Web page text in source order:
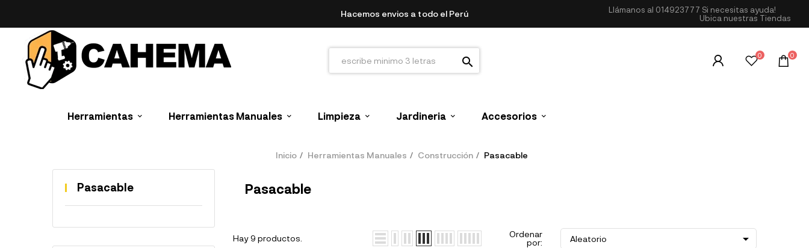
Hacemos envios a todo el Perú Llámanos al 014923777 Si necesitas ayuda!
Ubica nuestras Tiendas
search 0 0
Herramientas Herramientas Manuales Limpieza Jardineria Accesorios
Inicio Herramientas Manuales Construcción Pasacable
Pasacable Pasacable
Hay 9 productos.
Ordenar
por:
Aleatorio 